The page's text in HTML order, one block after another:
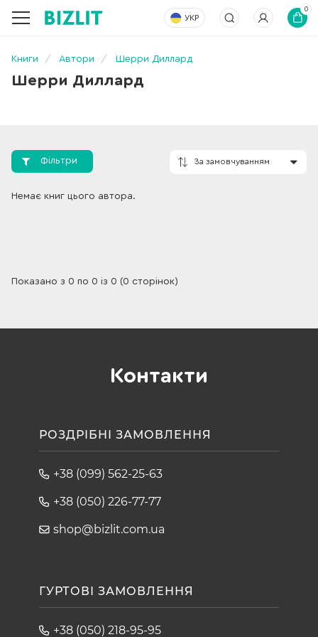
УКР
0
Книги Автори Шерри Диллард
Шерри Диллард
Фільтри
Немає книг цього автора.
Показано з 0 по 0 із 0 (0 сторінок)
Контакти
РОЗДРІБНІ ЗАМОВЛЕННЯ
+38 (099) 562-25-63
+38 (050) 226-77-77
shop@bizlit.com.ua
ГУРТОВІ ЗАМОВЛЕННЯ
+38 (050) 218-95-95